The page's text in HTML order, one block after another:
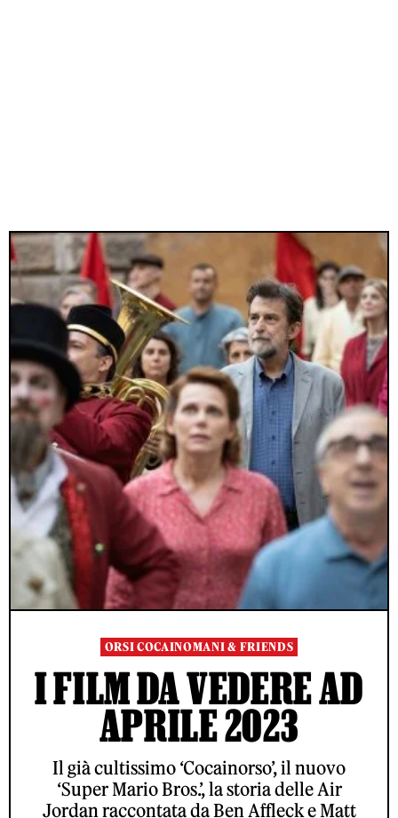
ORSI COCAINOMANI & FRIENDS
I FILM DA VEDERE AD
APRILE 2023
Il già cultissimo ‘Cocainorso’, il nuovo
‘Super Mario Bros.’, la storia delle Air
Jordan raccontata da Ben Affleck e Matt